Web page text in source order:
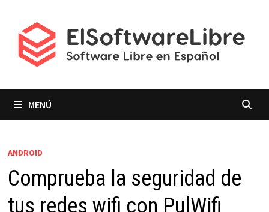
contenido
MENÚ
ANDROID
Comprueba la seguridad de
tus redes wifi con PulWifi